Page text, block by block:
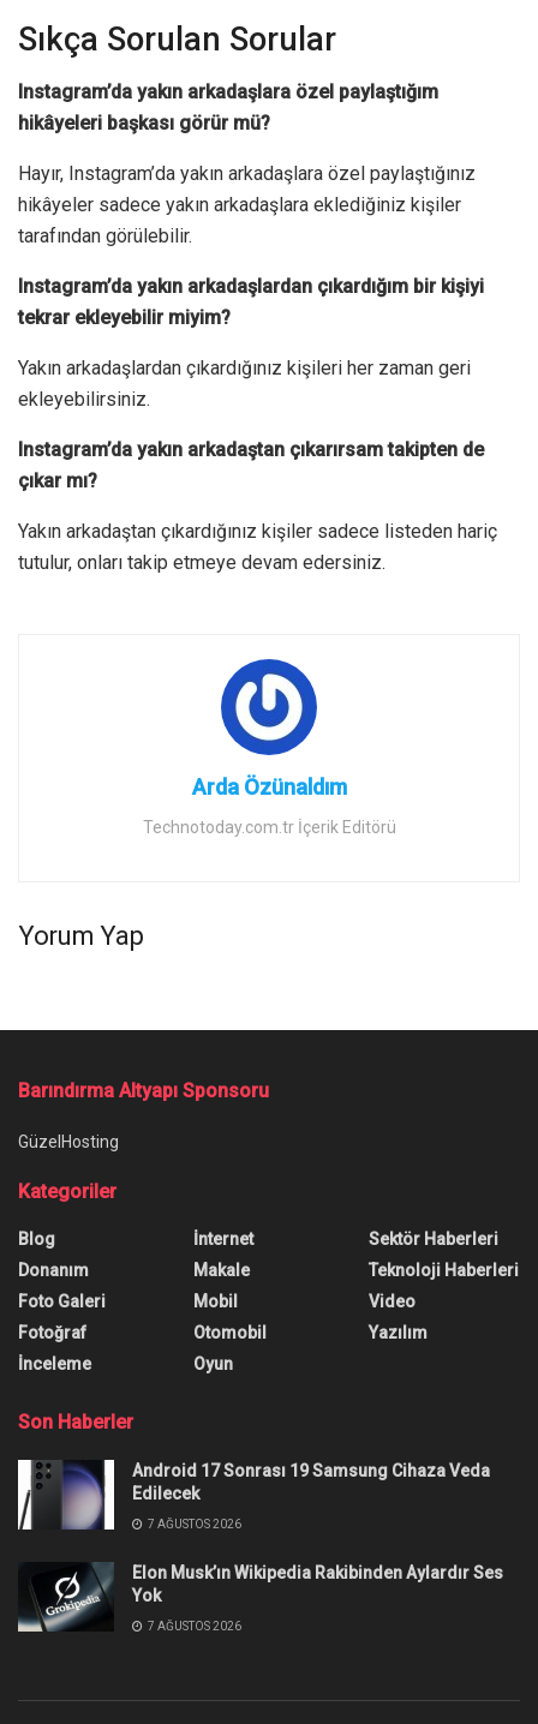
Sıkça Sorulan Sorular
Instagram’da yakın arkadaşlara özel paylaştığım
hikâyeleri başkası görür mü?
Hayır, Instagram’da yakın arkadaşlara özel paylaştığınız
hikâyeler sadece yakın arkadaşlara eklediğiniz kişiler
tarafından görülebilir.
Instagram’da yakın arkadaşlardan çıkardığım bir kişiyi
tekrar ekleyebilir miyim?
Yakın arkadaşlardan çıkardığınız kişileri her zaman geri
ekleyebilirsiniz.
Instagram’da yakın arkadaştan çıkarırsam takipten de
çıkar mı?
Yakın arkadaştan çıkardığınız kişiler sadece listeden hariç
tutulur, onları takip etmeye devam edersiniz.
Arda Özünaldım
Technotoday.com.tr İçerik Editörü
Yorum Yap
Discord Hydra Bot Nasıl
Kullanılır, Komutları Neler?
Discord Hydra bot nasıl kullanılır diye merak mı
ediyorsunuz? Bu rehberde Hydra bot kurulumuna
dair bilinmesi gereken her şey var.
Yazar: Anıl Özünaldım